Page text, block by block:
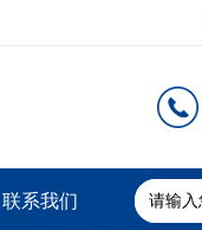
联系我们